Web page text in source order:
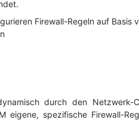
Firewall-Regeln auf Basis
durch den
eigene, spezifische Firewall-